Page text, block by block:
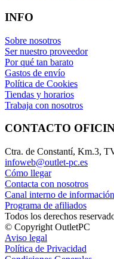
INFO
Sobre nosotros
Ser nuestro proveedor
Por qué tan barato
Gastos de envío
Política de Cookies
Tiendas y horarios
Trabaja con nosotros
CONTACTO
Ctra. de Constantí, Km.3,
infoweb@outlet-pc.es
Cómo llegar
Contacta con nosotros
Canal interno de información
Programa de afiliados
Todos los derechos
© Copyright OutletPC
Aviso legal
Política de Privacidad